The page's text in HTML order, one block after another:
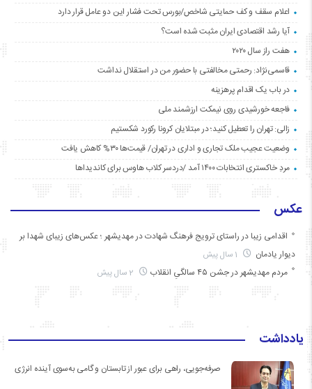
اعلام سقف و کف حمایتی شاخص/بورس تحت فشار این دو عامل قرار دارد
آیا رشد اقتصادی ایران مثبت شده است؟
هفت راز سال ۲۰۲۰
قاسمی‌نژاد: رحمتی مخالفتی با حضور من در استقلال نداشت
در باب یک اقدام پرهزینه
فاجعه خورشیدی روی نیمکت ارزشمند ملی
زالی: تهران را تعطیل کنید؛ در مبتلایان کرونا رکورد شکستیم
وضعیت عجیب ملک تجاری و اداری در تهران/ قیمت‌ها ۳۰% کاهش یافت
مردِ خاکستری انتخابات ۱۴۰۰ آمد /دردسر کلاب هاوس برای کاندیداها
عکس
اقدامی زیبا در راستای ترویج فرهنگ شهادت در مهدیشهر ؛ عکس‌های زیبای شهدا بر
دیوار یادمان
مردم مهدیشهر در جشن ۴۵ سالگیِ انقلاب
یادداشت
صرفه‌جویی، راهی برای عبور از تابستان و گامی به‌سوی آینده انرژی